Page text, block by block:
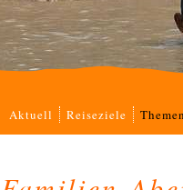
Navigation
Aktuell Reiseziele